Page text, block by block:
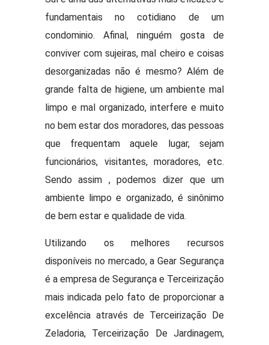
fundamentais no cotidiano de um
condominio. Afinal, ninguém gosta de
conviver com sujeiras, mal cheiro e coisas
desorganizadas não é mesmo? Além de
grande falta de higiene, um ambiente mal
limpo e mal organizado, interfere e muito
no bem estar dos moradores, das pessoas
que frequentam aquele lugar, sejam
funcionários, visitantes, moradores, etc.
Sendo assim , podemos dizer que um
ambiente limpo e organizado, é sinônimo
de bem estar e qualidade de vida.
Utilizando os melhores recursos
disponíveis no mercado, a Gear Segurança
é a empresa de Segurança e Terceirização
mais indicada pelo fato de proporcionar a
excelência através de Terceirização De
Zeladoria, Terceirização De Jardinagem,